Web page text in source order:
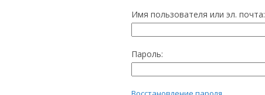
Имя пользователя или эл. почта:
Пароль: